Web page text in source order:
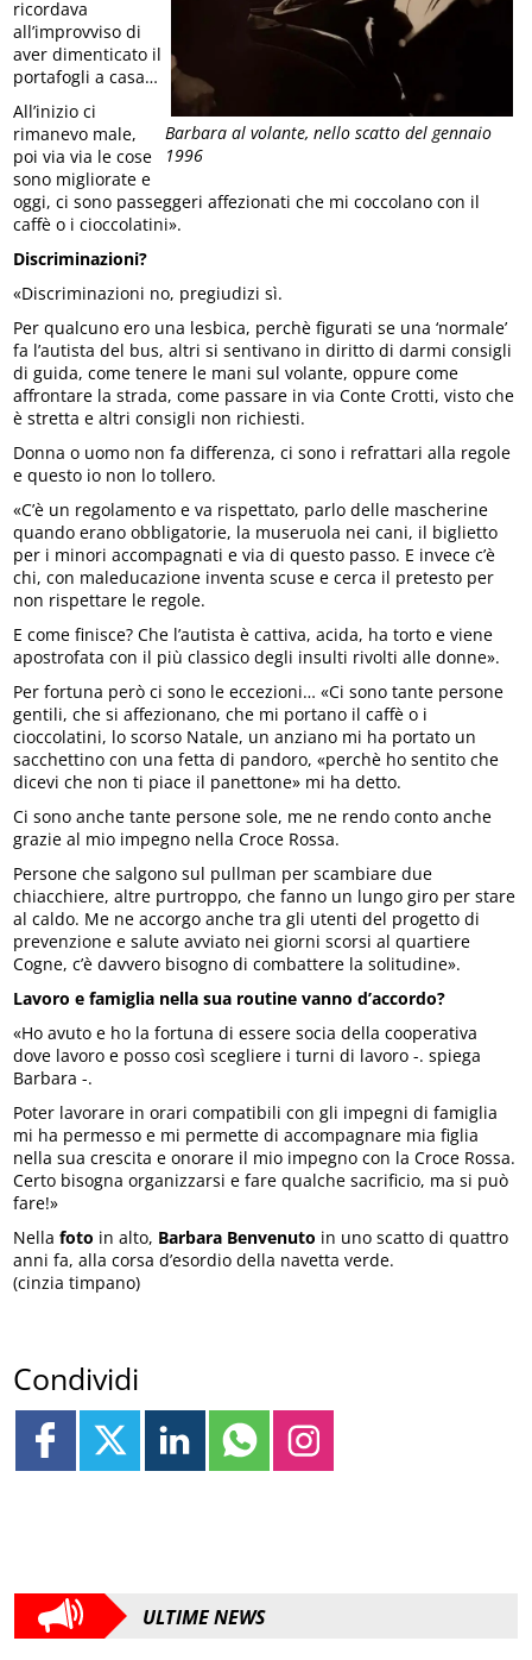
Barbara al volante, nello scatto del gennaio
1996
ricordava
all’improvviso di
aver dimenticato il
portafogli a casa…
All’inizio ci
rimanevo male,
poi via via le cose
sono migliorate e
oggi, ci sono passeggeri affezionati che mi coccolano con il
caffè o i cioccolatini».
Discriminazioni?
«Discriminazioni no, pregiudizi sì.
Per qualcuno ero una lesbica, perchè figurati se una ‘normale’
fa l’autista del bus, altri si sentivano in diritto di darmi consigli
di guida, come tenere le mani sul volante, oppure come
affrontare la strada, come passare in via Conte Crotti, visto che
è stretta e altri consigli non richiesti.
Donna o uomo non fa differenza, ci sono i refrattari alla regole
e questo io non lo tollero.
«C’è un regolamento e va rispettato, parlo delle mascherine
quando erano obbligatorie, la museruola nei cani, il biglietto
per i minori accompagnati e via di questo passo. E invece c’è
chi, con maleducazione inventa scuse e cerca il pretesto per
non rispettare le regole.
E come finisce? Che l’autista è cattiva, acida, ha torto e viene
apostrofata con il più classico degli insulti rivolti alle donne».
Per fortuna però ci sono le eccezioni… «Ci sono tante persone
gentili, che si affezionano, che mi portano il caffè o i
cioccolatini, lo scorso Natale, un anziano mi ha portato un
sacchettino con una fetta di pandoro, «perchè ho sentito che
dicevi che non ti piace il panettone» mi ha detto.
Ci sono anche tante persone sole, me ne rendo conto anche
grazie al mio impegno nella Croce Rossa.
Persone che salgono sul pullman per scambiare due
chiacchiere, altre purtroppo, che fanno un lungo giro per stare
al caldo. Me ne accorgo anche tra gli utenti del progetto di
prevenzione e salute avviato nei giorni scorsi al quartiere
Cogne, c’è davvero bisogno di combattere la solitudine».
Lavoro e famiglia nella sua routine vanno d’accordo?
«Ho avuto e ho la fortuna di essere socia della cooperativa
dove lavoro e posso così scegliere i turni di lavoro -. spiega
Barbara -.
Poter lavorare in orari compatibili con gli impegni di famiglia
mi ha permesso e mi permette di accompagnare mia figlia
nella sua crescita e onorare il mio impegno con la Croce Rossa.
Certo bisogna organizzarsi e fare qualche sacrificio, ma si può
fare!»
Nella foto in alto, Barbara Benvenuto in uno scatto di quattro
anni fa, alla corsa d’esordio della navetta verde.
(cinzia timpano)
Condividi
ULTIME NEWS